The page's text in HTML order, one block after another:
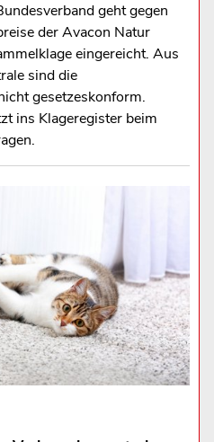
geht gegen
der Avacon Natur
eingereicht. Aus
sind die
gesetzeskonform.
ins Klageregister beim